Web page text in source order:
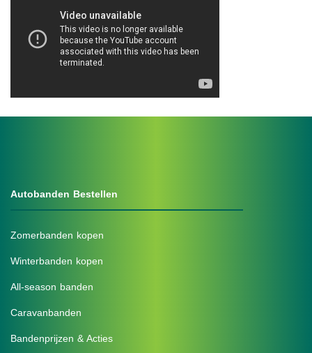
Autobanden Bestellen
Zomerbanden kopen
Winterbanden kopen
All-season banden
Caravanbanden
Bandenprijzen & Acties